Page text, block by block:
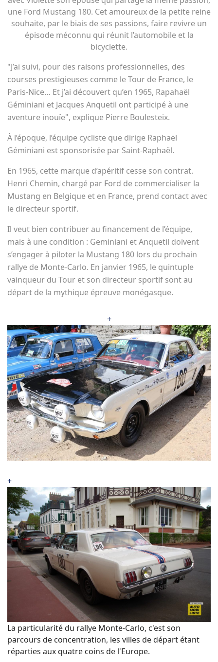
une Ford Mustang 180. Cet amoureux de la petite reine
souhaite, par le biais de ses passions, faire revivre un
épisode méconnu qui réunit l’automobile et la
bicyclette.
"J’ai suivi, pour des raisons professionnelles, des
courses prestigieuses comme le Tour de France, le
Paris-Nice… Et j’ai découvert qu’en 1965, Rapahaël
Géminiani et Jacques Anquetil ont participé à une
aventure inouïe", explique Pierre Boulesteix.
À l’époque, l’équipe cycliste que dirige Raphaël
Géminiani est sponsorisée par Saint-Raphaël.
En 1965, cette marque d’apéritif cesse son contrat.
Henri Chemin, chargé par Ford de commercialiser la
Mustang en Belgique et en France, prend contact avec
le directeur sportif.
Il veut bien contribuer au financement de l’équipe,
mais à une condition : Geminiani et Anquetil doivent
s’engager à piloter la Mustang 180 lors du prochain
rallye de Monte-Carlo. En janvier 1965, le quintuple
vainqueur du Tour et son directeur sportif sont au
départ de la mythique épreuve monégasque.
+
+
La particularité du rallye Monte-Carlo, c'est son
parcours de concentration, les villes de départ étant
réparties aux quatre coins de l'Europe.